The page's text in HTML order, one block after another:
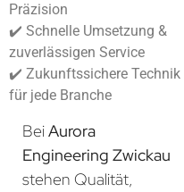
Präzision
✔️ Schnelle Umsetzung &
zuverlässigen Service
✔️ Zukunftssichere Technik
für jede Branche
BeiAurora
Engineering Zwickau
stehen Qualität,